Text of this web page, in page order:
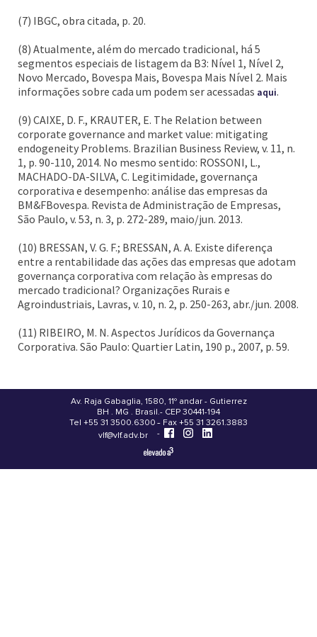
(7) IBGC, obra citada, p. 20.
(8) Atualmente, além do mercado tradicional, há 5
segmentos especiais de listagem da B3: Nível 1, Nível 2,
Novo Mercado, Bovespa Mais, Bovespa Mais Nível 2. Mais
informações sobre cada um podem ser acessadas aqui.
(9) CAIXE, D. F., KRAUTER, E. The Relation between
corporate governance and market value: mitigating
endogeneity Problems. Brazilian Business Review, v. 11, n.
1, p. 90-110, 2014. No mesmo sentido: ROSSONI, L.,
MACHADO-DA-SILVA, C. Legitimidade, governança
corporativa e desempenho: análise das empresas da
BM&FBovespa. Revista de Administração de Empresas,
São Paulo, v. 53, n. 3, p. 272-289, maio/jun. 2013.
(10) BRESSAN, V. G. F.; BRESSAN, A. A. Existe diferença
entre a rentabilidade das ações das empresas que adotam
governança corporativa com relação às empresas do
mercado tradicional? Organizações Rurais e
Agroindustriais, Lavras, v. 10, n. 2, p. 250-263, abr./jun. 2008.
(11) RIBEIRO, M. N. Aspectos Jurídicos da Governança
Corporativa. São Paulo: Quartier Latin, 190 p., 2007, p. 59.
Av. Raja Gabaglia, 1580, 11º andar - Gutierrez
.
BH . MG . Brasil - CEP 30441-194
-
Tel +55 31 3500.6300 - Fax +55 31 3261.3883
-
vlf@vlf.adv.br